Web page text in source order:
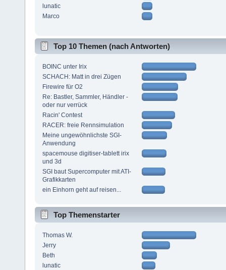
lunatic
Marco
Top 10 Themen (nach Antworten)
BOINC unter Irix
SCHACH: Matt in drei Zügen
Firewire für O2
Re: Bastler, Sammler, Händler -
oder nur verrück
Racin' Contest
RACER: freie Rennsimulation
Meine ungewöhnlichste SGI-
Anwendung
spacemouse digitiser-tablett irix
und 3d
SGI baut Supercomputer mit ATI-
Grafikkarten
ein Einhorn geht auf reisen...
Top Themenstarter
Thomas W.
Jerry
Beth
lunatic